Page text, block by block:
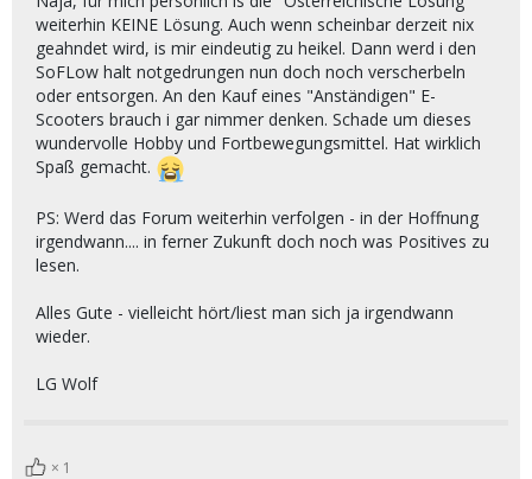
weiterhin KEINE Lösung. Auch wenn scheinbar derzeit nix
geahndet wird, is mir eindeutig zu heikel. Dann werd i den
SoFLow halt notgedrungen nun doch noch verscherbeln
oder entsorgen. An den Kauf eines "Anständigen" E-
Scooters brauch i gar nimmer denken. Schade um dieses
wundervolle Hobby und Fortbewegungsmittel. Hat wirklich
Spaß gemacht.
PS: Werd das Forum weiterhin verfolgen - in der Hoffnung
irgendwann.... in ferner Zukunft doch noch was Positives zu
lesen.
Alles Gute - vielleicht hört/liest man sich ja irgendwann
wieder.
LG Wolf
1